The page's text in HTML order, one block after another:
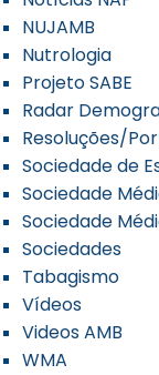
NUJAMB
Nutrologia
Projeto SABE
Radar
Resoluções/
Sociedade de
Sociedade
Sociedade
Sociedades
Tabagismo
Vídeos
Videos AMB
WMA